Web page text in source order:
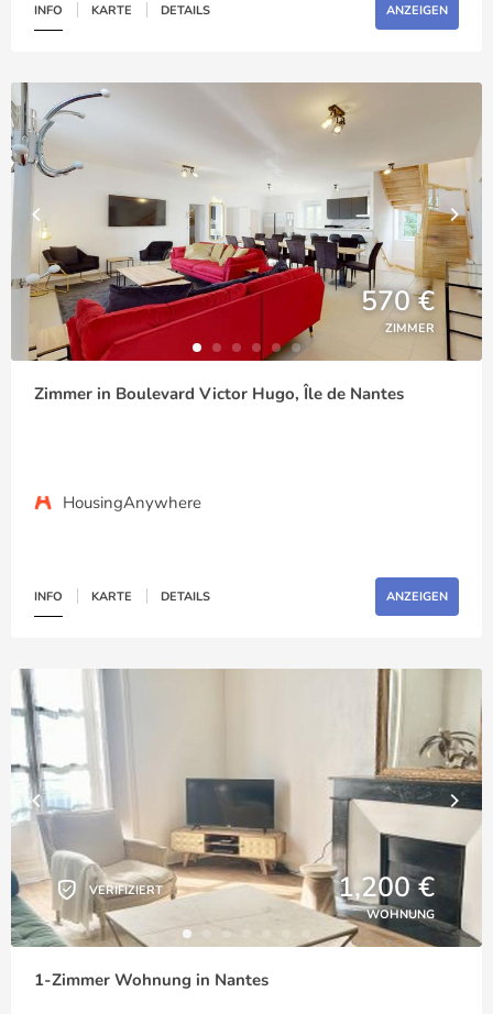
INFO KARTE DETAILS ANZEIGEN
570 €
ZIMMER
Zimmer in Boulevard Victor Hugo, Île de Nantes
HousingAnywhere
INFO KARTE DETAILS ANZEIGEN
VERIFIZIERT 1,200 €
WOHNUNG
1-Zimmer Wohnung in Nantes